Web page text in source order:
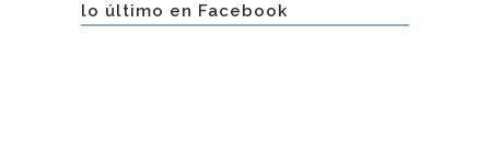
lo último en Facebook